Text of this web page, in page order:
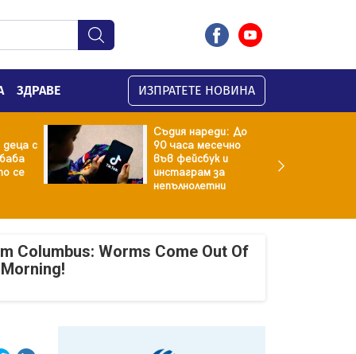
ЗДРАВЕ ИЗПРАТЕТЕ НОВИНА
с
се
Съдия нареди: До
90 часа месечно
във фейсбук и
инстаграм за
непълнолетни
Columbus: Worms Come Out Of